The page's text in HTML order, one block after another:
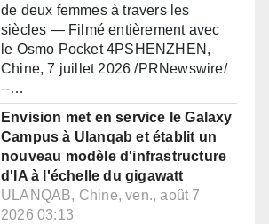
de deux femmes à travers les
siècles — Filmé entièrement avec
le Osmo Pocket 4PSHENZHEN,
Chine, 7 juillet 2026 /PRNewswire/
--…
Envision met en service le Galaxy
Campus à Ulanqab et établit un
nouveau modèle d'infrastructure
d'IA à l'échelle du gigawatt
ULANQAB, Chine, ven., août 7
2026 03:13